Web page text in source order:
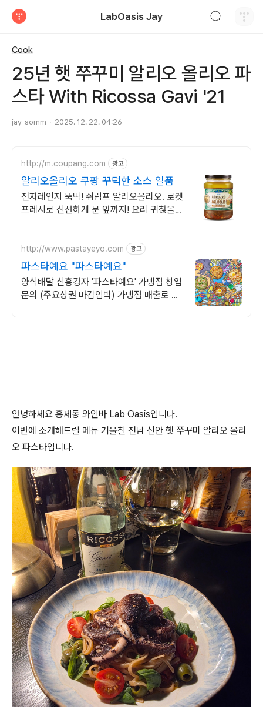
LabOasis Jay
Cook
25년 햇 쭈꾸미 알리오 올리오 파
스타 With Ricossa Gavi '21
jay_somm 2025. 12. 22. 04:26
http://m.coupang.com 광고
알리오올리오 쿠팡 꾸덕한 소스 일품
전자레인지 뚝딱! 쉬림프 알리오올리오. 로켓
프레시로 신선하게 문 앞까지! 요리 귀찮을
http://www.pastayeyo.com 광고
파스타예요 "파스타예요"
양식배달 신흥강자 '파스타예요' 가맹점 창업
문의 (주요상권 마감임박) 가맹점 매출로 압
안녕하세요 홍제동 와인바 Lab Oasis입니다.
이번에 소개해드릴 메뉴 겨울철 전남 신안 햇 쭈꾸미 알리오 올리
오 파스타입니다.